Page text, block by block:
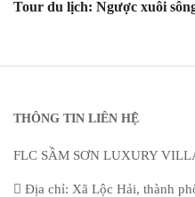
Tour du lịch: Ngược xuôi
THÔNG TIN LIÊN HỆ
FLC SẦM SƠN LUXURY
Địa chỉ: Xã Lộc Hải, thành